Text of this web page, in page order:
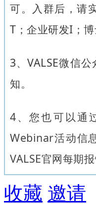
可。入群后，请
T；企业研发I；博
3、VALSE微信
知。
4、您也可以通
Webinar活动信
VALSE官网每期
收藏 邀请